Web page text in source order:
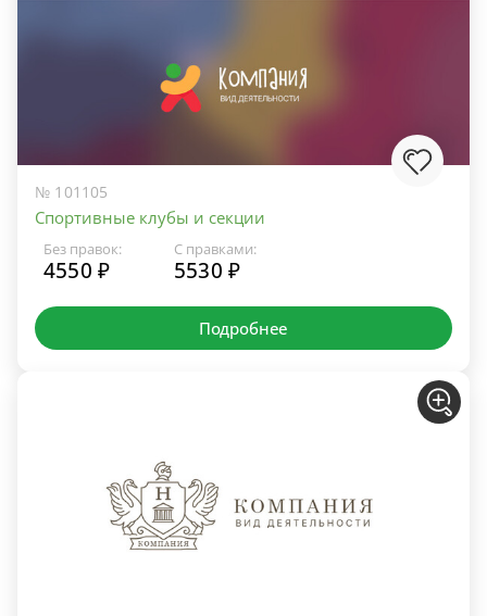
№ 101105
Спортивные клубы и секции
Без правок:
4550 ₽
С правками:
5530 ₽
Подробнее